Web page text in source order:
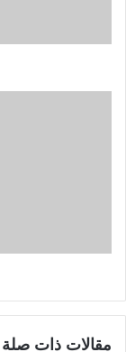
مقالات ذات صلة